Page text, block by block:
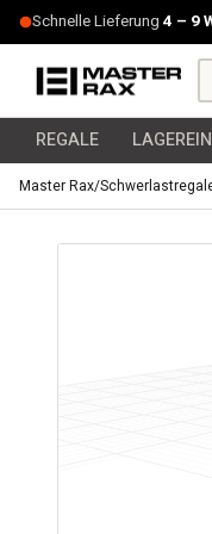
Zum Inhalt springen
Schnelle Lieferung 4 – 9
REGALE
Master Rax/